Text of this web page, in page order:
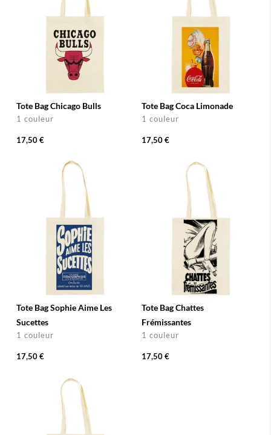
Tote Bag Chicago Bulls
1 couleur
17,50 €
Tote Bag Coca Limonade
1 couleur
17,50 €
Tote Bag Sophie Aime Les
Sucettes
1 couleur
17,50 €
Tote Bag Chattes
Frémissantes
1 couleur
17,50 €